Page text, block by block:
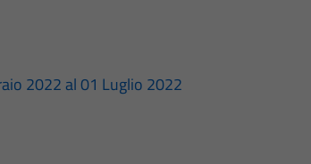
2022 al 01 Luglio 2022